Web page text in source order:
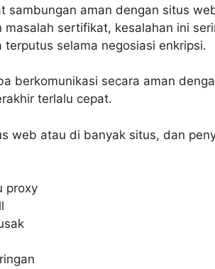
sambungan aman dengan situs
masalah sertifikat, kesalahan ini
selama negosiasi enkripsi.
berkomunikasi secara aman
terlalu cepat.
web atau di banyak situs, dan
proxy